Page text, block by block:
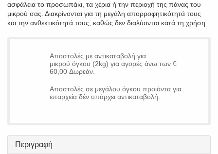
ασφάλεια το προσωπάκι, τα χέρια ή την περιοχή της πάνας του
μικρού σας. Διακρίνονται για τη μεγάλη απορροφητικότητά τους
και την ανθεκτικότητά τους, καθώς δεν διαλύονται κατά τη χρήση.
Αποστολές με αντικαταβολή για
μικρού όγκου (2kg) για αγορές άνω των €
60,00 Δωρεάν.
Αποστολές σε μεγάλου όγκου προιόντα για
επαρχεία δέν υπάρχει αντικαταβολή.
Περιγραφή